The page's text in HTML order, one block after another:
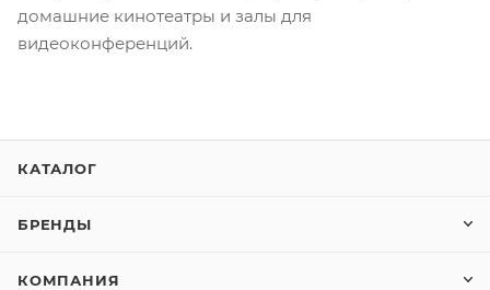
домашние кинотеатры и залы для
видеоконференций.
КАТАЛОГ
БРЕНДЫ
КОМПАНИЯ